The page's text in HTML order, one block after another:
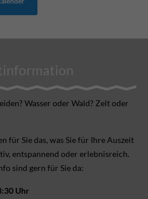
Wasser oder Wald? Zelt oder
für Sie das, was Sie für Ihre Aus­zeit
ent­spannend oder erlebnis­reich.
sind gern für Sie da:
Uhr